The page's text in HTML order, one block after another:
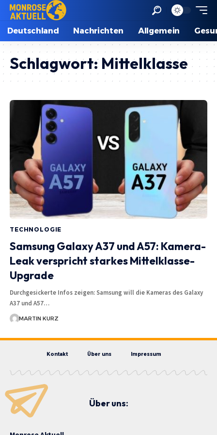
Deutschland Nachrichten Allgemein
Schlagwort: Mittelklasse
TECHNOLOGIE
Samsung Galaxy A37 und A57: Kamera-
Leak verspricht starkes Mittelklasse-
Upgrade
Durchgesickerte Infos zeigen: Samsung will die Kameras des Galaxy
A37 und A57…
MARTIN KURZ
Kontakt Über uns Impressum
Über uns: